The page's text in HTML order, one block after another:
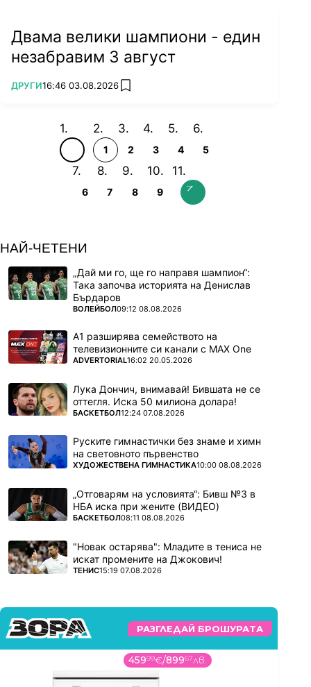
Двама велики шампиони - един
незабравим 3 август
ПОВЕЧЕ ОТ
ДРУГИ16:46 03.08.2026 add favorites
1 2 3 4 5
6 7 8 9
НАЙ-ЧЕТЕНИ
„Дай ми го, ще го направя шампион“:
Така започва историята на Денислав
Бърдаров
ПОВЕЧЕ ОТ
ВОЛЕЙБОЛ09:12 08.08.2026
А1 разширява семейството на
телевизионните си канали с MAX One
ПОВЕЧЕ ОТ
ADVERTORIAL16:02 20.05.2026
Лука Дончич, внимавай! Бившата не се
оттегля. Иска 50 милиона долара!
ПОВЕЧЕ ОТ
БАСКЕТБОЛ12:24 07.08.2026
Руските гимнастички без знаме и химн
на световното първенство
ПОВЕЧЕ ОТ
ХУДОЖЕСТВЕНА ГИМНАСТИКА10:00 08.08.2026
„Отговарям на условията“: Бивш №3 в
НБА иска при жените (ВИДЕО)
ПОВЕЧЕ ОТ
БАСКЕТБОЛ08:11 08.08.2026
"Новак остарява": Младите в тениса не
искат промените на Джокович!
ПОВЕЧЕ ОТ
ТЕНИС15:19 07.08.2026
РАЗГЛЕДАЙ БРОШУРАТА
45999€/89967лв.